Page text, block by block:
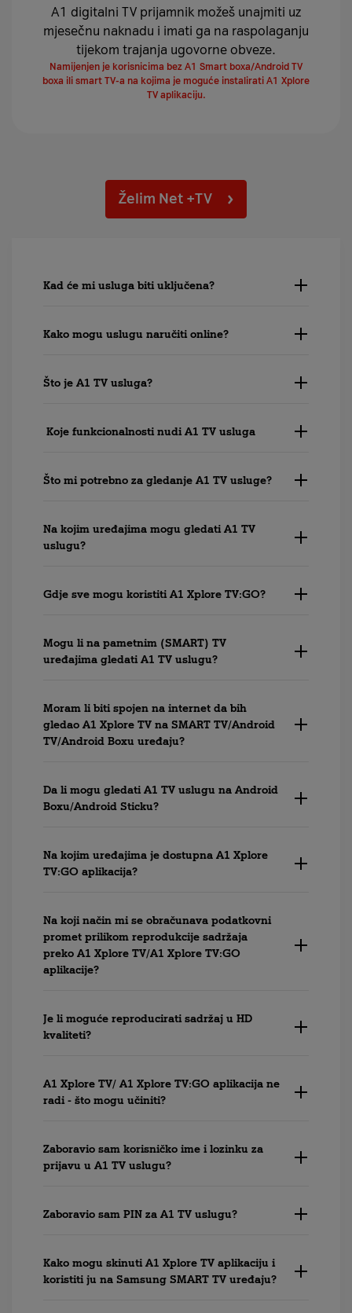
A1 digitalni TV prijamnik možeš unajmiti uz
mjesečnu naknadu i imati ga na raspolaganju
tijekom trajanja ugovorne obveze.
Namijenjen je korisnicima bez A1 Smart boxa/Android TV
boxa ili smart TV-a na kojima je moguće instalirati A1 Xplore
TV aplikaciju.
Želim Net +TV
Kad će mi usluga biti uključena?
Kako mogu uslugu naručiti online?
Što je A1 TV usluga?
Koje funkcionalnosti nudi A1 TV usluga
Što mi potrebno za gledanje A1 TV usluge?
Na kojim uređajima mogu gledati A1 TV
uslugu?
Gdje sve mogu koristiti A1 Xplore TV:GO?
Mogu li na pametnim (SMART) TV
uređajima gledati A1 TV uslugu?
Moram li biti spojen na internet da bih
gledao A1 Xplore TV na SMART TV/Android
TV/Android Boxu uređaju?
Da li mogu gledati A1 TV uslugu na Android
Boxu/Android Sticku?
Na kojim uređajima je dostupna A1 Xplore
TV:GO aplikacija?
Na koji način mi se obračunava podatkovni
promet prilikom reprodukcije sadržaja
preko A1 Xplore TV/A1 Xplore TV:GO
aplikacije?
Je li moguće reproducirati sadržaj u HD
kvaliteti?
A1 Xplore TV/ A1 Xplore TV:GO aplikacija ne
radi - što mogu učiniti?
Zaboravio sam korisničko ime i lozinku za
prijavu u A1 TV uslugu?
Zaboravio sam PIN za A1 TV uslugu?
Kako mogu skinuti A1 Xplore TV aplikaciju i
koristiti ju na Samsung SMART TV uređaju?